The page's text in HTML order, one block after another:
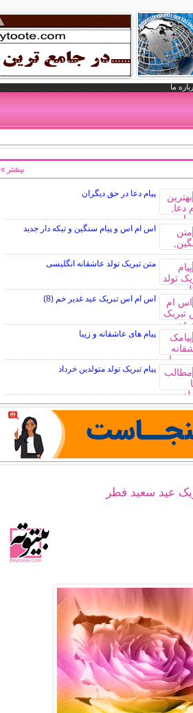
ما
پیام دعا در حق دیگران
اس ام اس و پیام سنگین و تیکه دار جدید
متن تبریک تولد عاشقانه انگلیسی
اس ام اس تبریک عید غدیر خم (8)
پیام های عاشقانه و زیبا
پیام تبریک تولد متولدین خرداد
بیشتر »
عید سعید فطر